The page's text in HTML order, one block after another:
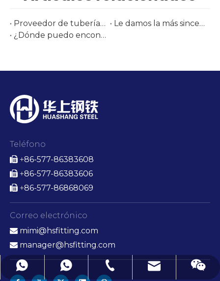
Proveedor de tuberías y accesorios de acero inoxidable en Tube Düsseldorf 2026 | Acero Huashang
Le damos la más sincera bienvenida a nuestra exposición brasileña: Tubotech & Wire Brasil 2025 Fecha: 29 al 31 de octubre de 2025
¿Dónde puedo encontrar tubos de acero inoxidable AMS de calidad aeronáutica para envío a granel inmediato?
Teléfono
 +86-577-86383608
 +86-577-86383606
 +86-577-86868069
Correo electrónico
 mimi@hsfitting.com
 manager@hsfitting.com
+8613777773238
+86-577-86383608
mimi@hsfitting.com